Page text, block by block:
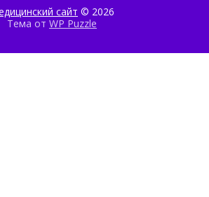
сайт © 2026
Тема от WP Puzzle